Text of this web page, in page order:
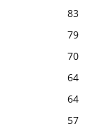
83
79
70
64
64
57